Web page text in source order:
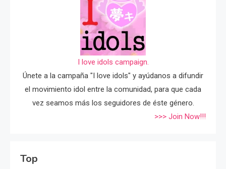
I love idols campaign.
Únete a la campaña "I love idols" y ayúdanos a difundir
el movimiento idol entre la comunidad, para que cada
vez seamos más los seguidores de éste género.
>>> Join Now!!!
Top